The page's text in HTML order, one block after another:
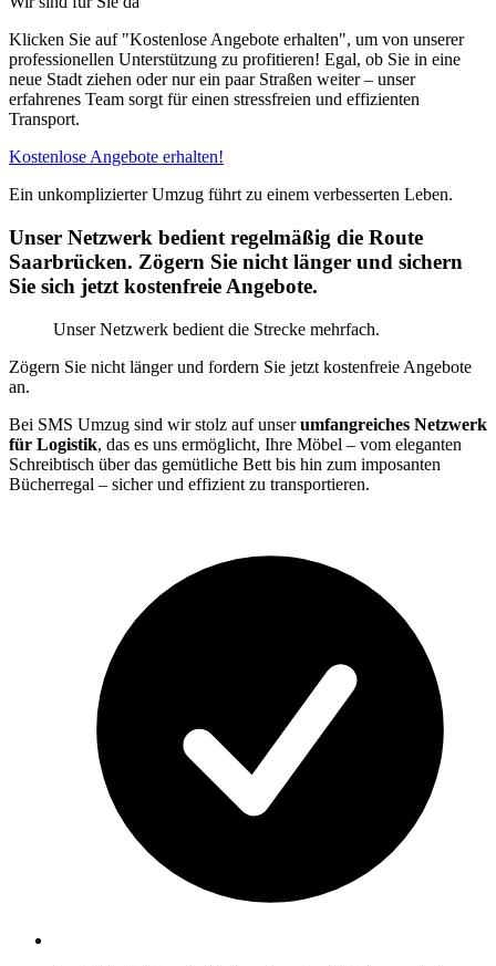
Klicken Sie auf "Kostenlose Angebote erhalten", um von unserer
professionellen Unterstützung zu profitieren! Egal, ob Sie in eine
neue Stadt ziehen oder nur ein paar Straßen weiter – unser
erfahrenes Team sorgt für einen stressfreien und effizienten
Transport.
Kostenlose Angebote erhalten!
Ein unkomplizierter Umzug führt zu einem verbesserten Leben.
Unser Netzwerk bedient regelmäßig die Route
Saarbrücken. Zögern Sie nicht länger und sichern
Sie sich jetzt kostenfreie Angebote.
Unser Netzwerk bedient die Strecke mehrfach.
Zögern Sie nicht länger und fordern Sie jetzt kostenfreie Angebote
an.
Bei SMS Umzug sind wir stolz auf unserumfangreiches Netzwerk
für Logistik, das es uns ermöglicht, Ihre Möbel – vom eleganten
Schreibtisch über das gemütliche Bett bis hin zum imposanten
Bücherregal – sicher und effizient zu transportieren.